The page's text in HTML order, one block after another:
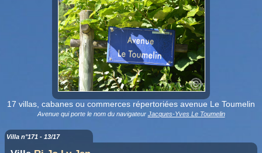
17 villas, cabanes ou commerces répertoriées avenue Le Toumelin
Avenue qui porte le nom du navigateur Jacques-Yves Le Toumelin
Villa n°171 - 13/17